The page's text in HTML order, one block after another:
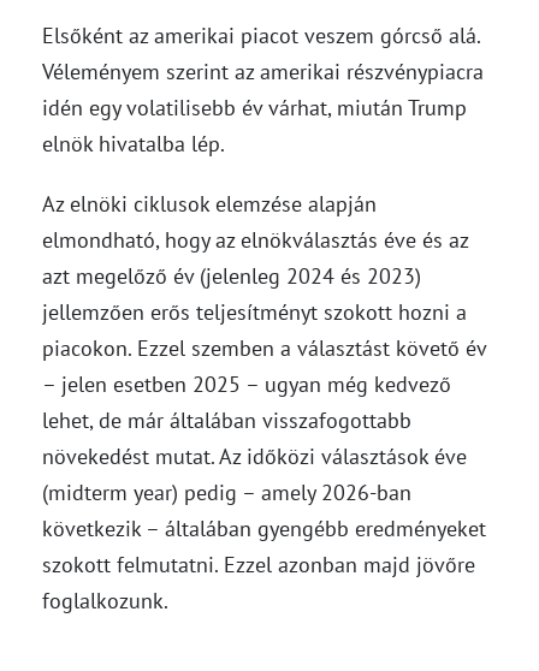
Elsőként az amerikai piacot veszem górcső alá.
Véleményem szerint az amerikai részvénypiacra
idén egy volatilisebb év várhat, miután Trump
elnök hivatalba lép.
Az elnöki ciklusok elemzése alapján
elmondható, hogy az elnökválasztás éve és az
azt megelőző év (jelenleg 2024 és 2023)
jellemzően erős teljesítményt szokott hozni a
piacokon. Ezzel szemben a választást követő év
– jelen esetben 2025 – ugyan még kedvező
lehet, de már általában visszafogottabb
növekedést mutat. Az időközi választások éve
(midterm year) pedig – amely 2026-ban
következik – általában gyengébb eredményeket
szokott felmutatni. Ezzel azonban majd jövőre
foglalkozunk.